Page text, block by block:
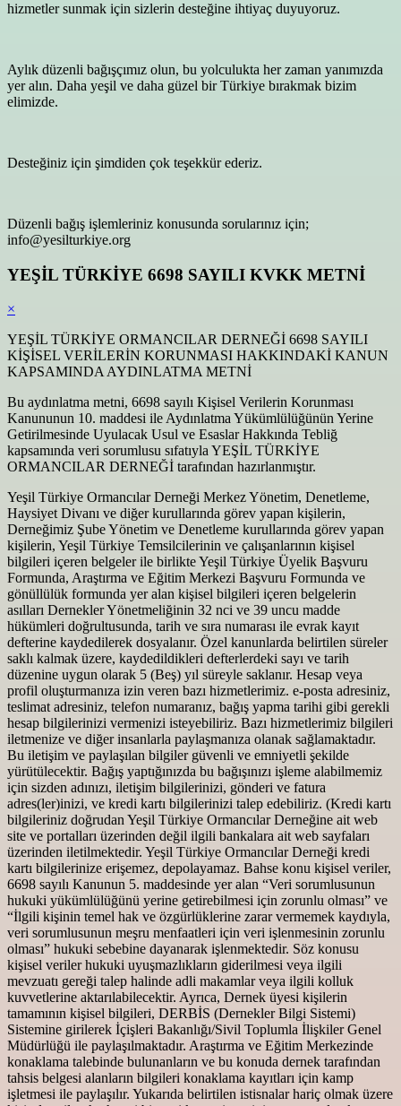
hizmetler sunmak için sizlerin desteğine ihtiyaç duyuyoruz.
Aylık düzenli bağışçımız olun, bu yolculukta her zaman yanımızda
yer alın. Daha yeşil ve daha güzel bir Türkiye bırakmak bizim
elimizde.
Desteğiniz için şimdiden çok teşekkür ederiz.
Düzenli bağış işlemleriniz konusunda sorularınız için;
info@yesilturkiye.org
YEŞİL TÜRKİYE 6698 SAYILI KVKK METNİ
×
YEŞİL TÜRKİYE ORMANCILAR DERNEĞİ 6698 SAYILI
KİŞİSEL VERİLERİN KORUNMASI HAKKINDAKİ KANUN
KAPSAMINDA AYDINLATMA METNİ
Bu aydınlatma metni, 6698 sayılı Kişisel Verilerin Korunması
Kanununun 10. maddesi ile Aydınlatma Yükümlülüğünün Yerine
Getirilmesinde Uyulacak Usul ve Esaslar Hakkında Tebliğ
kapsamında veri sorumlusu sıfatıyla YEŞİL TÜRKİYE
ORMANCILAR DERNEĞİ tarafından hazırlanmıştır.
Yeşil Türkiye Ormancılar Derneği Merkez Yönetim, Denetleme,
Haysiyet Divanı ve diğer kurullarında görev yapan kişilerin,
Derneğimiz Şube Yönetim ve Denetleme kurullarında görev yapan
kişilerin, Yeşil Türkiye Temsilcilerinin ve çalışanlarının kişisel
bilgileri içeren belgeler ile birlikte Yeşil Türkiye Üyelik Başvuru
Formunda, Araştırma ve Eğitim Merkezi Başvuru Formunda ve
gönüllülük formunda yer alan kişisel bilgileri içeren belgelerin
asılları Dernekler Yönetmeliğinin 32 nci ve 39 uncu madde
hükümleri doğrultusunda, tarih ve sıra numarası ile evrak kayıt
defterine kaydedilerek dosyalanır. Özel kanunlarda belirtilen süreler
saklı kalmak üzere, kaydedildikleri defterlerdeki sayı ve tarih
düzenine uygun olarak 5 (Beş) yıl süreyle saklanır. Hesap veya
profil oluşturmanıza izin veren bazı hizmetlerimiz. e-posta adresiniz,
teslimat adresiniz, telefon numaranız, bağış yapma tarihi gibi gerekli
hesap bilgilerinizi vermenizi isteyebiliriz. Bazı hizmetlerimiz bilgileri
iletmenize ve diğer insanlarla paylaşmanıza olanak sağlamaktadır.
Bu iletişim ve paylaşılan bilgiler güvenli ve emniyetli şekilde
yürütülecektir. Bağış yaptığınızda bu bağışınızı işleme alabilmemiz
için sizden adınızı, iletişim bilgilerinizi, gönderi ve fatura
adres(ler)inizi, ve kredi kartı bilgilerinizi talep edebiliriz. (Kredi kartı
bilgileriniz doğrudan Yeşil Türkiye Ormancılar Derneğine ait web
site ve portalları üzerinden değil ilgili bankalara ait web sayfaları
üzerinden iletilmektedir. Yeşil Türkiye Ormancılar Derneği kredi
kartı bilgilerinize erişemez, depolayamaz. Bahse konu kişisel veriler,
6698 sayılı Kanunun 5. maddesinde yer alan “Veri sorumlusunun
hukuki yükümlülüğünü yerine getirebilmesi için zorunlu olması” ve
“İlgili kişinin temel hak ve özgürlüklerine zarar vermemek kaydıyla,
veri sorumlusunun meşru menfaatleri için veri işlenmesinin zorunlu
olması” hukuki sebebine dayanarak işlenmektedir. Söz konusu
kişisel veriler hukuki uyuşmazlıkların giderilmesi veya ilgili
mevzuatı gereği talep halinde adli makamlar veya ilgili kolluk
kuvvetlerine aktarılabilecektir. Ayrıca, Dernek üyesi kişilerin
tamamının kişisel bilgileri, DERBİS (Dernekler Bilgi Sistemi)
Sistemine girilerek İçişleri Bakanlığı/Sivil Toplumla İlişkiler Genel
Müdürlüğü ile paylaşılmaktadır. Araştırma ve Eğitim Merkezinde
konaklama talebinde bulunanların ve bu konuda dernek tarafından
tahsis belgesi alanların bilgileri konaklama kayıtları için kamp
işletmesi ile paylaşılır. Yukarıda belirtilen istisnalar hariç olmak üzere